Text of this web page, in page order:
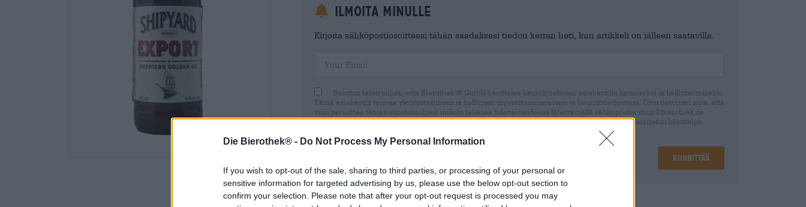
Die Bierothek® - Do Not Process My Personal Information
If you wish to opt-out of the sale, sharing to third parties, or processing of your personal or
sensitive information for targeted advertising by us, please use the below opt-out section to
confirm your selection. Please note that after your opt-out request is processed you may
Ilmoita minulle
Kirjoita sähköpostiosoitteesi tähän saadaksesi tiedon kerran heti, kun artikkeli on jälleen saatavilla.
Suostun täten siihen, että Bierothek ® GmbH käsittelee henkilötietojani asiakastilin luomiseksi ja hallinnoimiseksi.
Tämä asiakastili tarjoaa yleiskatsauksen ja hallinnan myyntitoiminnastani ja henkilötiedoistani. Olen tietoinen siitä, että
voin peruuttaa tämän suostumuksen milloin tahansa tulevaisuudessa lähettämällä sähköpostia shop@bierothek.de.
Ilmoitamme sinulle, että suostumuksesi peruuttaminen ei vaikuta suostumuksesi perusteella suoritetun käsittelyn
Kiinnittää
* Hinnat sisältävät lakisääteisen arvonlisäveron. PlusLaivausplusTallettaa